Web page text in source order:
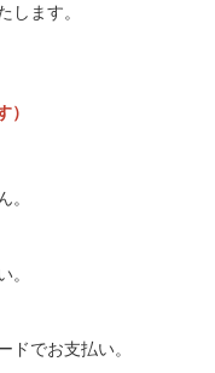
します。
）
。
。
でお支払い。